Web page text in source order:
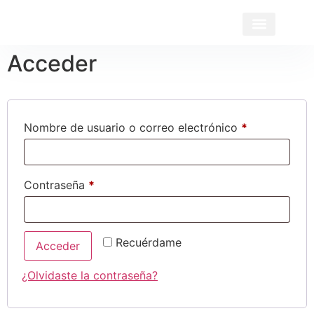
Acceder
Nombre de usuario o correo electrónico *
Contraseña *
Recuérdame
Acceder
¿Olvidaste la contraseña?